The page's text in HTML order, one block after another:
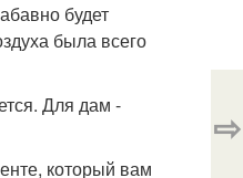
будет
была всего
Для дам -
который вам
⇨